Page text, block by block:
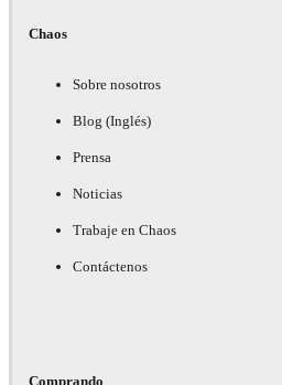
Chaos
Sobre nosotros
Blog (Inglés)
Prensa
Noticias
Trabaje en Chaos
Contáctenos
Comprando